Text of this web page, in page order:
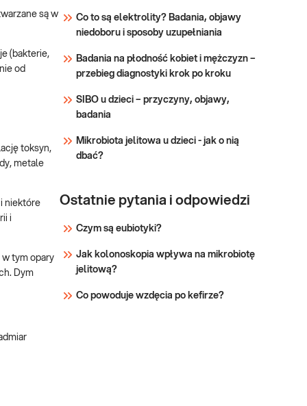
są w
(bakterie,
od
toksyn,
metale
niektóre
i
w tym opary
Dym
funkcji nerek i chorób
przemiany materii. Przy
wielkość przesączania
kłębuszkowego, wyrażona
zasady dla osób powy
Sprawdź
Co to są elektrolity? Badania, objawy
niedoboru i sposoby uzupełniania
Badania na płodność kobiet i mężczyzn –
przebieg diagnostyki krok po kroku
SIBO u dzieci – przyczyny, objawy,
badania
Mikrobiota jelitowa u dzieci - jak o nią
dbać?
Ostatnie pytania i odpowiedzi
Czym są eubiotyki?
Jak kolonoskopia wpływa na mikrobiotę
jelitową?
Co powoduje wzdęcia po kefirze?